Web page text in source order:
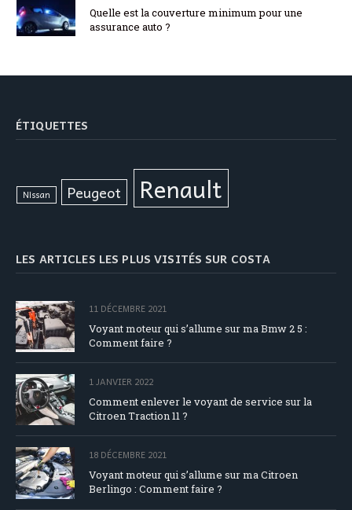
Quelle est la couverture minimum pour une
assurance auto ?
ÉTIQUETTES
Nissan Peugeot Renault
LES ARTICLES LES PLUS VISITÉS SUR COSTA
11 DÉCEMBRE 2021
Voyant moteur qui s’allume sur ma Bmw 2 5 :
Comment faire ?
1 JANVIER 2022
Comment enlever le voyant de service sur la
Citroen Traction 11 ?
18 DÉCEMBRE 2021
Voyant moteur qui s’allume sur ma Citroen
Berlingo : Comment faire ?